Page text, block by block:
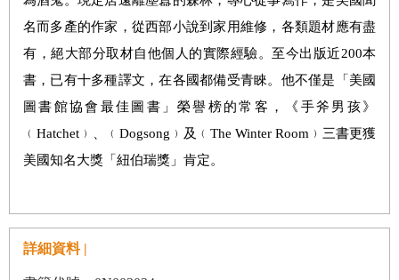
名而多產的作家，從西部小說到家用維修，各類題材應有盡
有，絕大部分取材自他個人的實際經驗。至今出版近200本
書，已有十多種譯文，在各國都備受青睞。他不僅是「美國
圖書館協會最佳圖書」榮譽榜的常客，《手斧男孩》
﹙Hatchet﹚、﹙Dogsong﹚及﹙The Winter Room﹚三書更獲
美國知名大獎「紐伯瑞獎」肯定。
詳細資料 |